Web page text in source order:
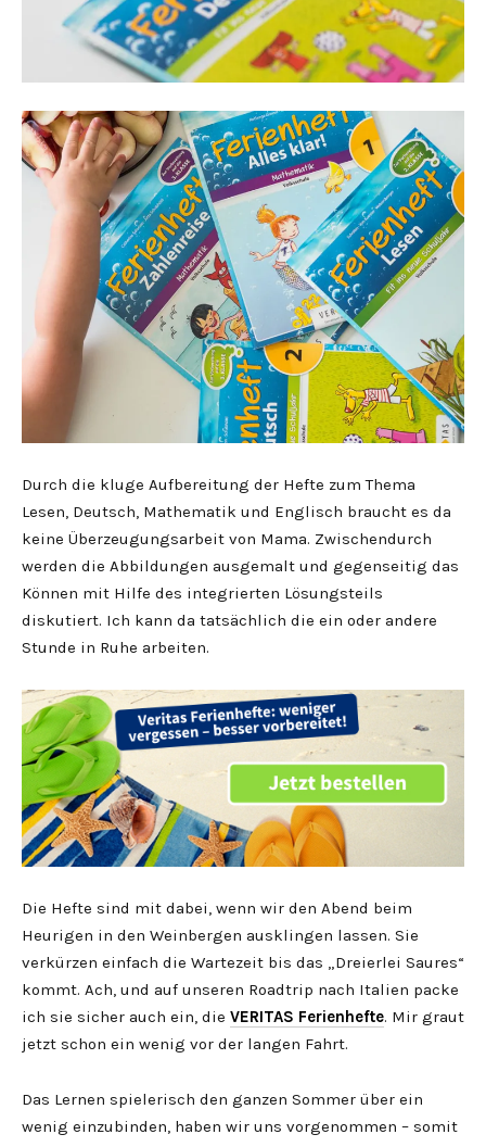
Durch die kluge Aufbereitung der Hefte zum Thema
Lesen, Deutsch, Mathematik und Englisch braucht es da
keine Überzeugungsarbeit von Mama. Zwischendurch
werden die Abbildungen ausgemalt und gegenseitig das
Können mit Hilfe des integrierten Lösungsteils
diskutiert. Ich kann da tatsächlich die ein oder andere
Stunde in Ruhe arbeiten.
Die Hefte sind mit dabei, wenn wir den Abend beim
Heurigen in den Weinbergen ausklingen lassen. Sie
verkürzen einfach die Wartezeit bis das „Dreierlei Saures“
kommt. Ach, und auf unseren Roadtrip nach Italien packe
ich sie sicher auch ein, die VERITAS Ferienhefte. Mir graut
jetzt schon ein wenig vor der langen Fahrt.
Das Lernen spielerisch den ganzen Sommer über ein
wenig einzubinden, haben wir uns vorgenommen – somit